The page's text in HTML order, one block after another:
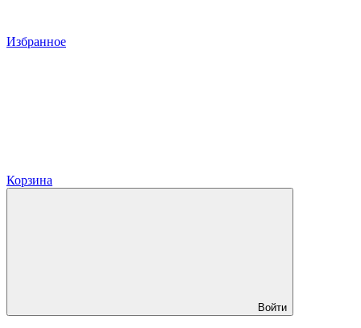
Избранное
Корзина
Войти